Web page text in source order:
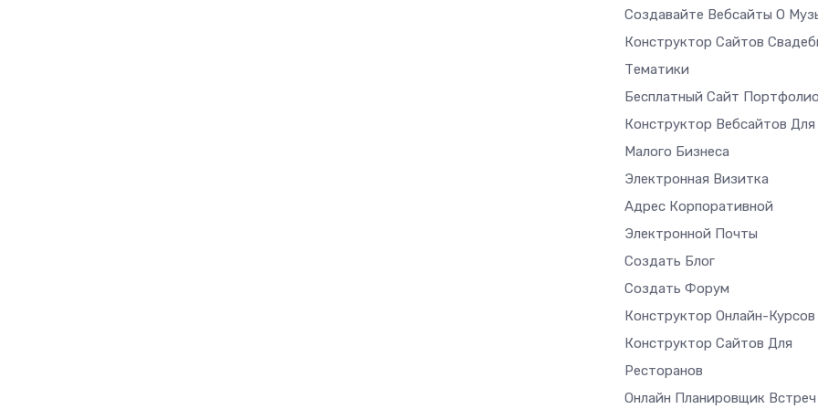
Создавайте Вебсайты О
Конструктор Сайтов
Тематики
Бесплатный Сайт Портфолио
Конструктор Вебсайтов Для
Малого Бизнеса
Электронная Визитка
Адрес Корпоративной
Электронной Почты
Создать Блог
Создать Форум
Конструктор Онлайн-Курсов
Конструктор Сайтов Для
Ресторанов
Онлайн Планировщик Встреч